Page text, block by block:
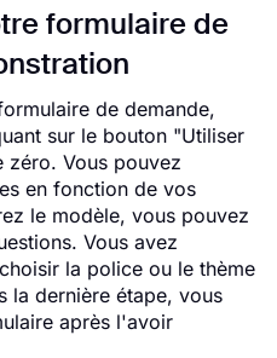
formulaire de
de demande,
sur le bouton "Utiliser
zéro. Vous pouvez
en fonction de vos
le modèle, vous pouvez
Vous avez
la police ou le thème
la dernière étape, vous
après l'avoir